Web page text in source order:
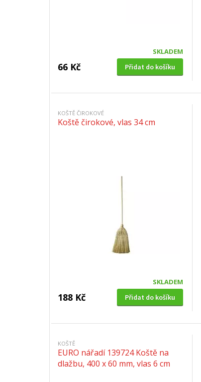
SKLADEM
66 Kč Přidat do košíku
KOŠTĚ ČIROKOVÉ
Koště čirokové, vlas 34 cm
SKLADEM
188 Kč Přidat do košíku
KOŠTĚ
EURO nářadí 139724 Koště na
dlažbu, 400 x 60 mm, vlas 6 cm